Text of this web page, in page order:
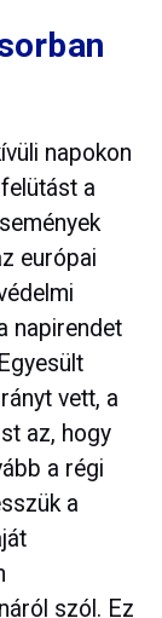
napokon
a
európai
napirendet
vett, a
az, hogy
a régi
a
szól. Ez